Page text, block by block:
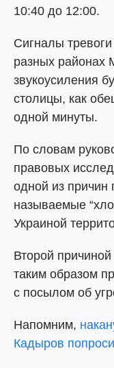
10:40 до 12:00.
Сигналы
разных районах
звукоусиления
столицы, как
одной минуты.
По словам
правовых
одной из причин
называемые
Украиной
Второй причиной
таким образом
с посылом об
Напомним,
Кадыров